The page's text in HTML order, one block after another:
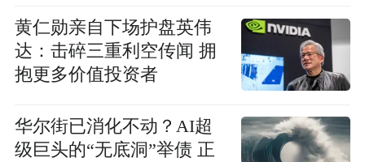
黄仁勋亲自下场护盘英伟
达：击碎三重利空传闻 拥
抱更多价值投资者
华尔街已消化不动？AI超
级巨头的“无底洞”举债 正